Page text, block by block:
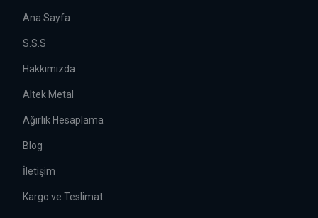
Ana Sayfa
S.S.S
Hakkımızda
Altek Metal
Ağırlık Hesaplama
Blog
İletişim
Kargo ve Teslimat